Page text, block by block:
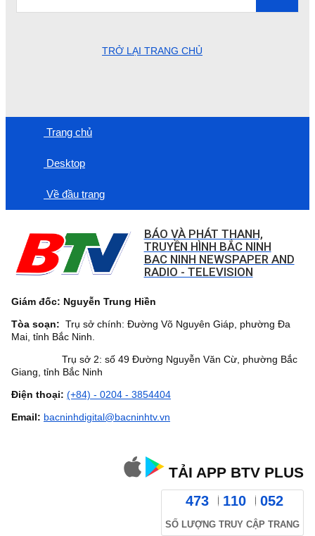
TRỞ LẠI TRANG CHỦ
Trang chủ
Desktop
Về đầu trang
BÁO VÀ PHÁT THANH,
TRUYỀN HÌNH BẮC NINH
BAC NINH NEWSPAPER AND
RADIO - TELEVISION
Giám đốc: Nguyễn Trung Hiền
Tòa soạn: Trụ sở chính: Đường Võ Nguyên Giáp, phường Đa
Mai, tỉnh Bắc Ninh.
Trụ sở 2: số 49 Đường Nguyễn Văn Cừ, phường Bắc
Giang, tỉnh Bắc Ninh
Điện thoại: (+84) - 0204 - 3854404
Email: bacninhdigital@bacninhtv.vn
TẢI APP BTV PLUS
473 110 052
SỐ LƯỢNG TRUY CẬP TRANG